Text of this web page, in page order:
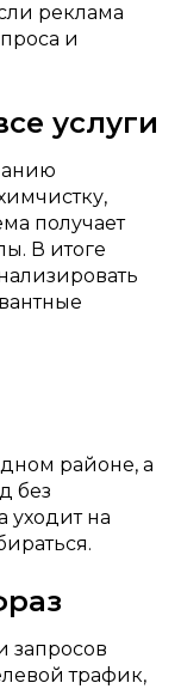
реклама
и
услуги
получает
В итоге
районе, а
без
уходит на
запросов
трафик,